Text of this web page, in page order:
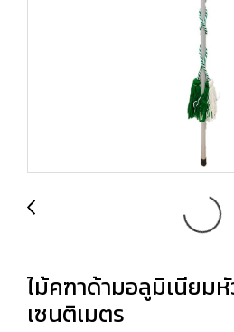
ไม้คฑาด้ามอลูมิเนียมหั
เซนติเมตร